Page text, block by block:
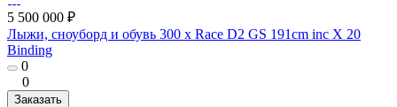
5 500 000 ₽
Лыжи, сноуборд и обувь 300 x Race D2 GS 191cm inc X 20
Binding
0
0
Заказать